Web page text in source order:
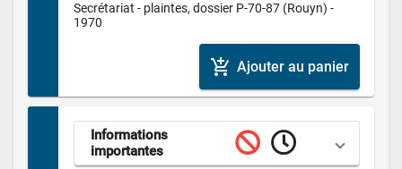
Secrétariat - plaintes, dossier P-70-87 (Rouyn) -
1970
add_shopping_cart Ajouter au panier
Informations
importantes